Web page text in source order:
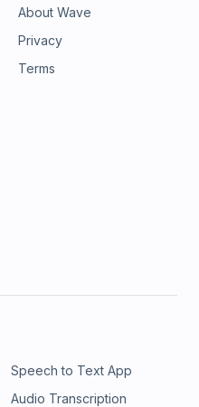
About Wave
Privacy
Terms
Speech to Text App
Audio Transcription